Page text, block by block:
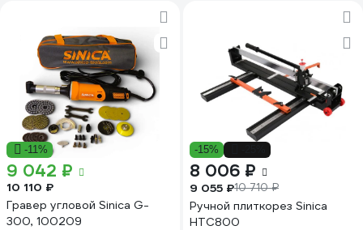
-11%
9 042 ₽
10 110 ₽
Гравер угловой Sinica G-
300, 100209
-15%
8 006 ₽
9 055 ₽10 710 ₽
Ручной плиткорез Sinica
HTC800